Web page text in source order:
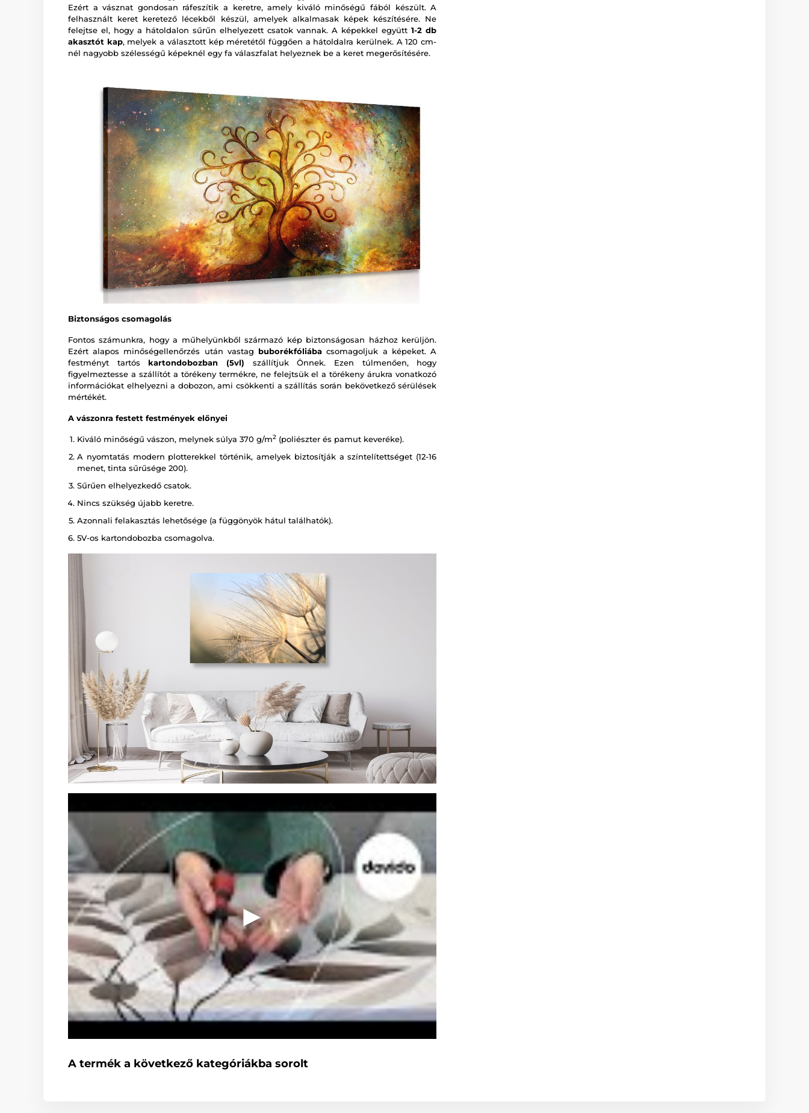
Ezért a vásznat gondosan ráfeszítik a keretre, amely kiváló minőségű fából készült. A
felhasznált keret keretező lécekből készül, amelyek alkalmasak képek készítésére. Ne
felejtse el, hogy a hátoldalon sűrűn elhelyezett csatok vannak. A képekkel együtt1-2 db
akasztót kap, melyek a választott kép méretétől függően a hátoldalra kerülnek. A 120 cm-
nél nagyobb szélességű képeknél egy fa válaszfalat helyeznek be a keret megerősítésére.
Biztonságos csomagolás
Fontos számunkra, hogy a műhelyünkből származó kép biztonságosan házhoz kerüljön.
Ezért alapos minőségellenőrzés után vastag buborékfóliába csomagoljuk a képeket. A
festményt tartós kartondobozban (5vl) szállítjuk Önnek. Ezen túlmenően, hogy
figyelmeztesse a szállítót a törékeny termékre, ne felejtsük el a törékeny árukra vonatkozó
információkat elhelyezni a dobozon, ami csökkenti a szállítás során bekövetkező sérülések
mértékét.
A vászonra festett festmények előnyei
Kiváló minőségű vászon, melynek súlya 370 g/m2 (poliészter és pamut keveréke).
A nyomtatás modern plotterekkel történik, amelyek biztosítják a színtelítettséget (12-16
menet, tinta sűrűsége 200).
Sűrűen elhelyezkedő csatok.
Nincs szükség újabb keretre.
Azonnali felakasztás lehetősége (a függönyök hátul találhatók).
5V-os kartondobozba csomagolva.
A termék a következő kategóriákba sorolt